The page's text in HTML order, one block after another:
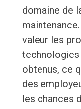
domaine de
valeur les
obtenus, ce
des
les chances